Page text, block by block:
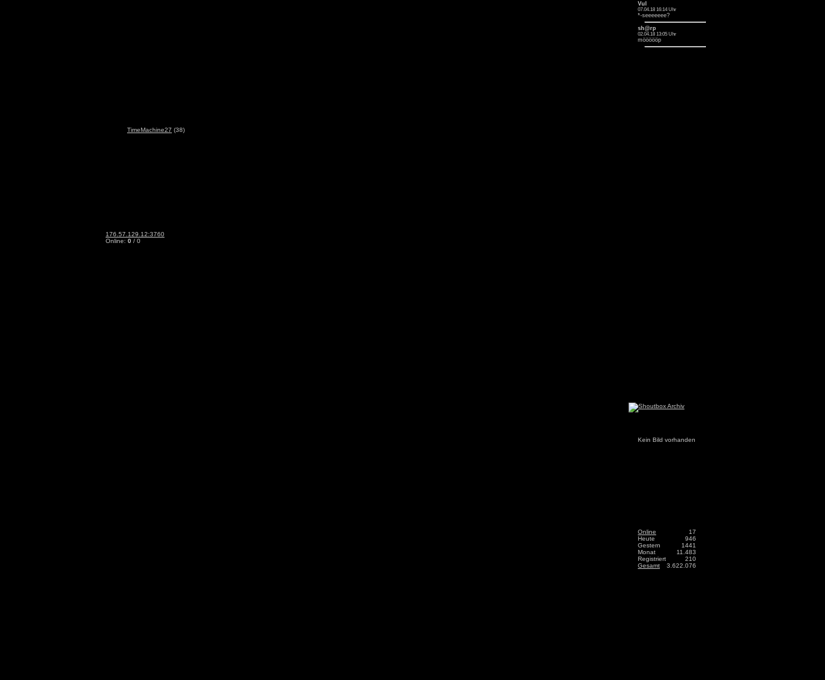
TimeMachine27 (38)
176.57.129.12:3760
Online: 0 / 0
Vul
07.04.18 16:14 Uhr
*-seeeeeee?
sh@rp
02.04.18 13:05 Uhr
möööööp
Kein Bild vorhanden
17
Online
946
Heute
1441
Gestern
11.483
Monat
210
Registriert
3.622.076
Gesamt